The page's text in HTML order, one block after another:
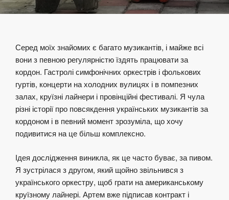
Серед моїх знайомих є багато музикантів, і майже всі
вони з певною регулярністю їздять працювати за
кордон. Гастролі симфонічних оркестрів і фолькових
гуртів, концерти на холодних вулицях і в помпезних
залах, круїзні лайнери і провінційні фестивалі. Я чула
різні історії про повсякдення українських музикантів за
кордоном і в певний момент зрозуміла, що хочу
подивитися на це більш комплексно.
Ідея дослідження виникла, як це часто буває, за пивом.
Я зустрілася з другом, який щойно звільнився з
українського оркестру, щоб грати на американському
круїзному лайнері. Артем вже підписав контракт і